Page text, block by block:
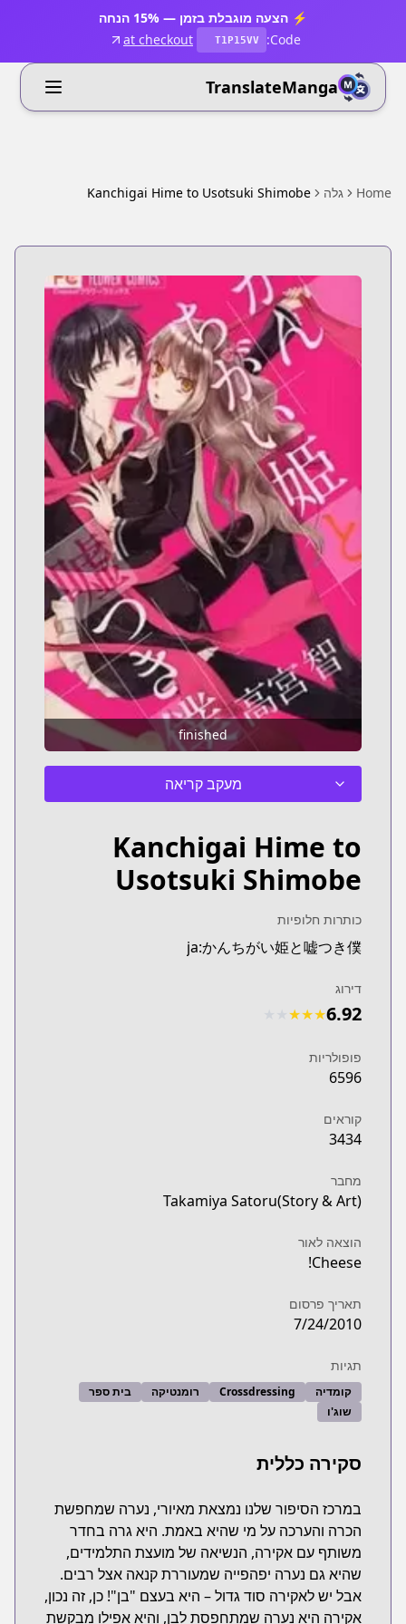
⚡ הצעה מוגבלת בזמן — 15% הנחה
Code:
T1P15VV
at checkout
TranslateManga
Home גלה Kanchigai Hime to Usotsuki Shimobe
finished
מעקב קריאה
Kanchigai Hime to
Usotsuki Shimobe
כותרות חלופיות
ja:かんちがい姫と嘘つき僕
דירוג
6.92
★
★
★
פופולריות
6596
קוראים
3434
מחבר
Takamiya Satoru(Story & Art)
הוצאה לאור
Cheese!
תאריך פרסום
7/24/2010
תגיות
קומדיה Crossdressing רומנטיקה
בית ספר
שוג'ו
סקירה כללית
במרכז הסיפור שלנו נמצאת מאיורי, נערה שמחפשת
הכרה והערכה על מי שהיא באמת. היא גרה בחדר
משותף עם אקירה, הנשיאה של מועצת התלמידים,
שהיא גם נערה יפהפייה שמעוררת קנאה אצל רבים.
אבל יש לאקירה סוד גדול – היא בעצם "בן"! כן, זה נכון,
אקירה היא נערה שמתחפסת לבן, והיא אפילו מבקשת